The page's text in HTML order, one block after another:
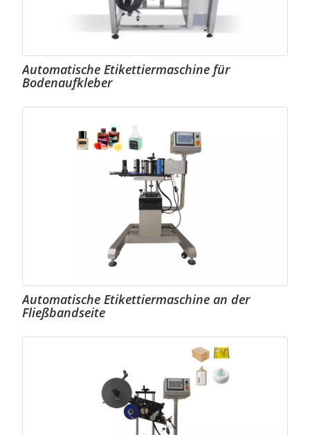
Automatische Etikettiermaschine für
Bodenaufkleber
Automatische Etikettiermaschine an der
Fließbandseite